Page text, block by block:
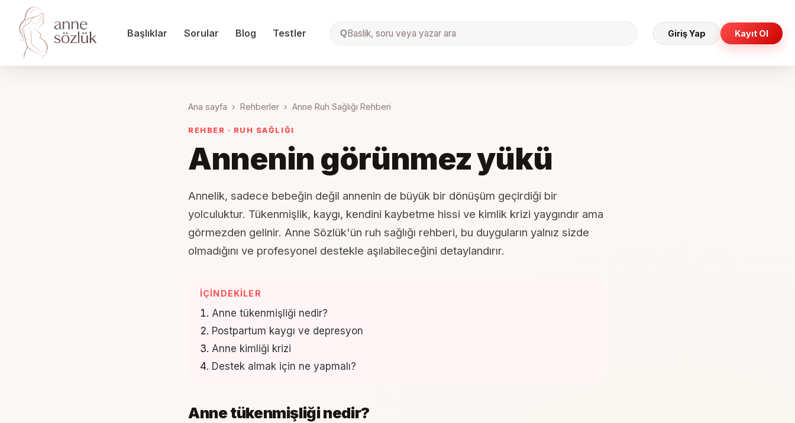
Başlıklar Sorular Blog Testler QBaslik, soru veya yazar ara Giriş Yap Kayıt Ol
Ana sayfa › Rehberler › Anne Ruh Sağlığı Rehberi
REHBER · RUH SAĞLIĞI
Annenin görünmez yükü
Annelik, sadece bebeğin değil annenin de büyük bir dönüşüm geçirdiği bir
yolculuktur. Tükenmişlik, kaygı, kendini kaybetme hissi ve kimlik krizi yaygındır ama
görmezden gelinir. Anne Sözlük'ün ruh sağlığı rehberi, bu duyguların yalnız sizde
olmadığını ve profesyonel destekle aşılabileceğini detaylandırır.
İÇINDEKILER
Anne tükenmişliği nedir?
Postpartum kaygı ve depresyon
Anne kimliği krizi
Destek almak için ne yapmalı?
Anne tükenmişliği nedir?